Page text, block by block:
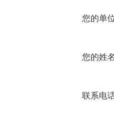
您的单
您的姓
联系电